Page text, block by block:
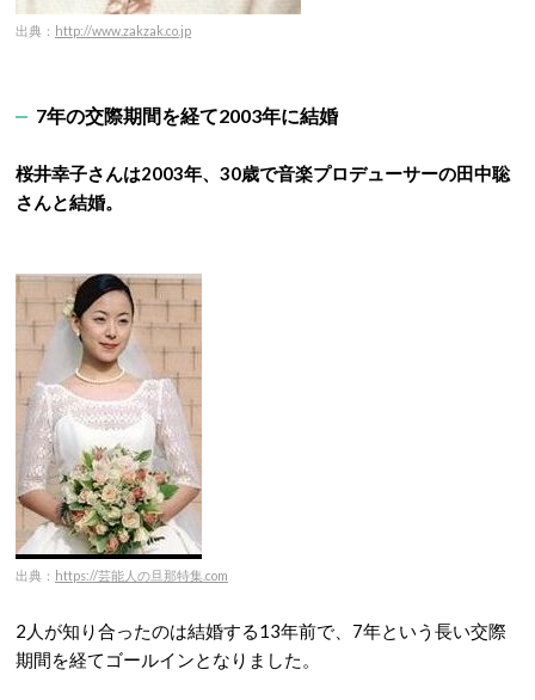
出典： http://www.zakzak.co.jp
7年の交際期間を経て2003年に結婚
桜井幸子さんは2003年、30歳で音楽プロデューサーの田中聡
さんと結婚。
出典： https://芸能人の旦那特集.com
2人が知り合ったのは結婚する13年前で、7年という長い交際
期間を経てゴールインとなりました。